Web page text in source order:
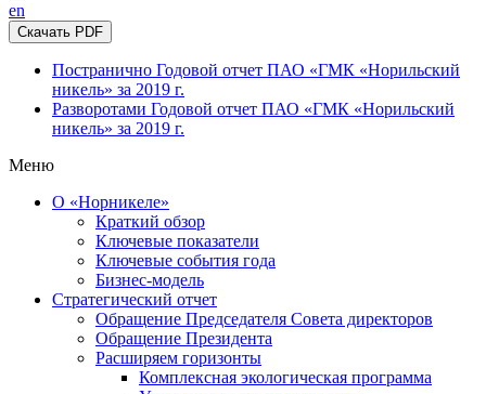
en
Скачать PDF
Постранично Годовой отчет ПАО «ГМК «Норильский
никель» за 2019 г.
Разворотами Годовой отчет ПАО «ГМК «Норильский
никель» за 2019 г.
Меню
О «Норникеле»
Краткий обзор
Ключевые показатели
Ключевые события года
Бизнес-модель
Стратегический отчет
Обращение Председателя Совета директоров
Обращение Президента
Расширяем горизонты
Комплексная экологическая программа